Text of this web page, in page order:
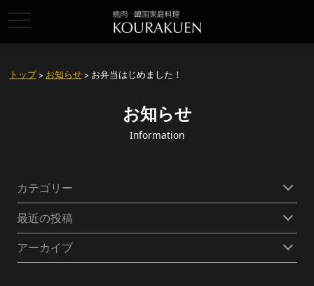
toggle
navigation
トップ> お知らせ> お弁当はじめました！
お知らせ
Information
カテゴリー
最近の投稿
アーカイブ